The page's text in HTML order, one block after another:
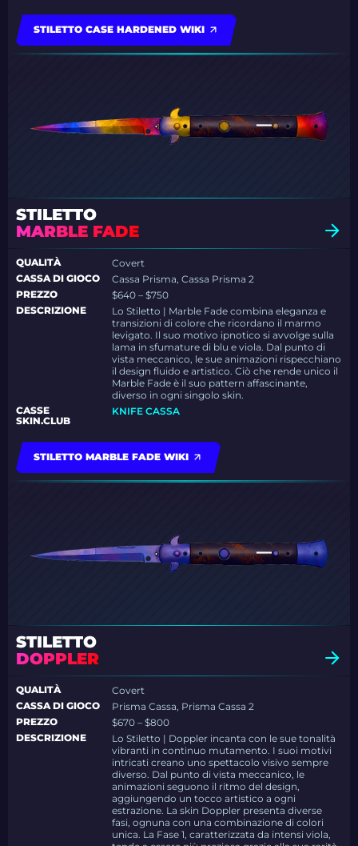
STILETTO CASE HARDENED WIKI
STILETTO
MARBLE FADE
QUALITÀ
Covert
CASSA DI GIOCO
Cassa Prisma, Cassa Prisma 2
PREZZO
$640 – $750
DESCRIZIONE
Lo Stiletto | Marble Fade combina eleganza e
transizioni di colore che ricordano il marmo
levigato. Il suo motivo ipnotico si avvolge sulla
lama in sfumature di blu e viola. Dal punto di
vista meccanico, le sue animazioni rispecchiano
il design fluido e artistico. Ciò che rende unico il
Marble Fade è il suo pattern affascinante,
diverso in ogni singolo skin.
CASSE
SKIN.CLUB
KNIFE CASSA
STILETTO MARBLE FADE WIKI
STILETTO
DOPPLER
QUALITÀ
Covert
CASSA DI GIOCO
Prisma Cassa, Prisma Cassa 2
PREZZO
$670 – $800
DESCRIZIONE
Lo Stiletto | Doppler incanta con le sue tonalità
vibranti in continuo mutamento. I suoi motivi
intricati creano uno spettacolo visivo sempre
diverso. Dal punto di vista meccanico, le
animazioni seguono il ritmo del design,
aggiungendo un tocco artistico a ogni
estrazione. La skin Doppler presenta diverse
fasi, ognuna con una combinazione di colori
unica. La Fase 1, caratterizzata da intensi viola,